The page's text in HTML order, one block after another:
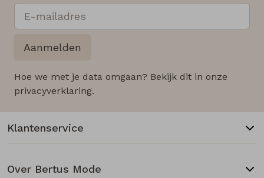
Aanmelden
Hoe we met je data omgaan? Bekijk dit in onze
privacyverklaring.
Klantenservice
Over Bertus Mode